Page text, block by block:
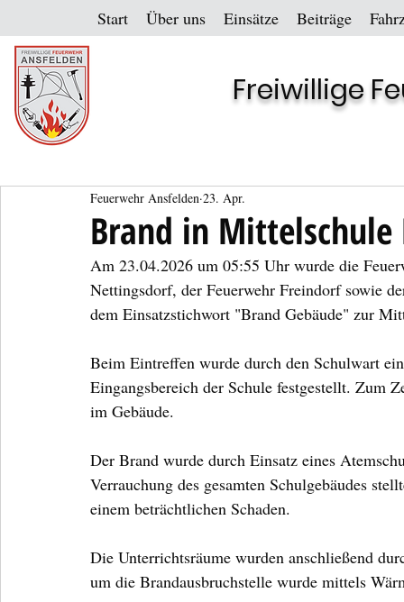
Start Über uns Einsätze Beiträge
Freiwillige
Brand in Mittelschule
Feuerwehr Ansfelden 23. Apr.
Am 23.04.2026 um 05:55 Uhr wurde die
Nettingsdorf, der Feuerwehr Freindorf sowie
dem Einsatzstichwort "Brand Gebäude" zur
Beim Eintreffen wurde durch den Schulwart
Eingangsbereich der Schule festgestellt. Zum
im Gebäude.
Der Brand wurde durch Einsatz eines
Verrauchung des gesamten Schulgebäudes
einem beträchtlichen Schaden.
Die Unterrichtsräume wurden anschließend
um die Brandausbruchstelle wurde mittels